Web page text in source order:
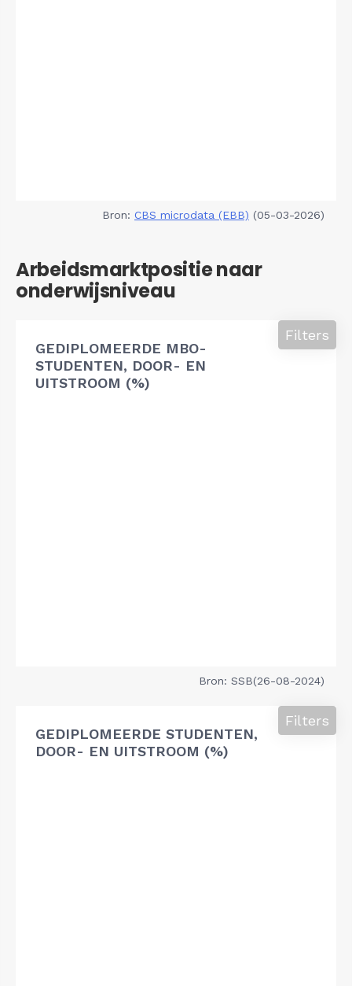
Bron: CBS microdata (EBB) (05-03-2026)
Arbeidsmarktpositie naar
onderwijsniveau
GEDIPLOMEERDE MBO-
STUDENTEN, DOOR- EN
UITSTROOM (%)
Filters
Bron: SSB(26-08-2024)
GEDIPLOMEERDE STUDENTEN,
DOOR- EN UITSTROOM (%)
Filters